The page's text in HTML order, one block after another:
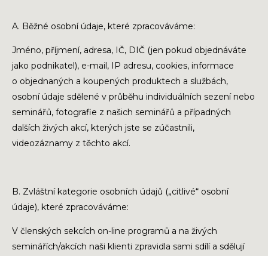
A. Běžné osobní údaje, které zpracováváme:
Jméno, příjmení, adresa, IČ, DIČ (jen pokud objednáváte
jako podnikatel), e-mail, IP adresu, cookies, informace
o objednaných a koupených produktech a službách,
osobní údaje sdělené v průběhu individuálních sezení nebo
seminářů, fotografie z našich seminářů a případných
dalších živých akcí, kterých jste se zúčastnili,
videozáznamy z těchto akcí.
B. Zvláštní kategorie osobních údajů („citlivé“ osobní
údaje), které zpracováváme:
V členských sekcích on-line programů a na živých
seminářích/akcích naši klienti zpravidla sami sdílí a sdělují